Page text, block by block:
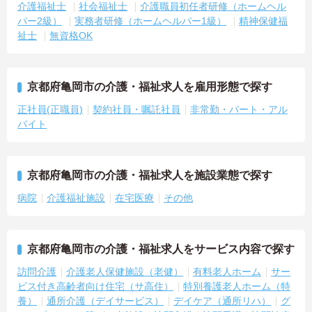
介護福祉士 社会福祉士
介護職員初任者研修（ホームヘル
パー2級）
実務者研修（ホームヘルパー1級）
精神保健福
祉士
無資格OK
京都府亀岡市の介護・福祉求人を雇用形態で探す
正社員(正職員) 契約社員・嘱託社員
非常勤・パート・アル
バイト
京都府亀岡市の介護・福祉求人を施設業態で探す
病院 介護福祉施設 在宅医療 その他
京都府亀岡市の介護・福祉求人をサービス内容で探す
訪問介護 介護老人保健施設（老健） 有料老人ホーム
サー
ビス付き高齢者向け住宅（サ高住）
特別養護老人ホーム（特
養）
通所介護（デイサービス） デイケア（通所リハ）
グ